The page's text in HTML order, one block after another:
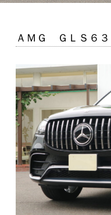
ＡＭＧ ＧＬＳ６